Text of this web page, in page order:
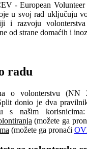
- European
u svoj rad uključuju
i razvoju volonterstva
od strane domaćih i
radu
o volonterstvu (NN
donio je dva
s našim
(možete ga
(možete ga pronaći